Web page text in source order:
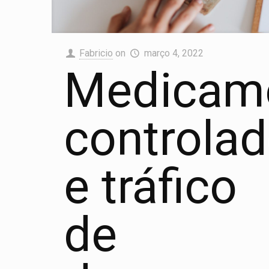
Fabricio on março 4, 2022
e tráfico
de